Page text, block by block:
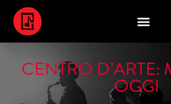
CENTRO D’ARTE:
OGGI